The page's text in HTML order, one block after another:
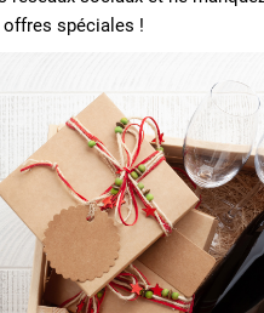
offres spéciales !